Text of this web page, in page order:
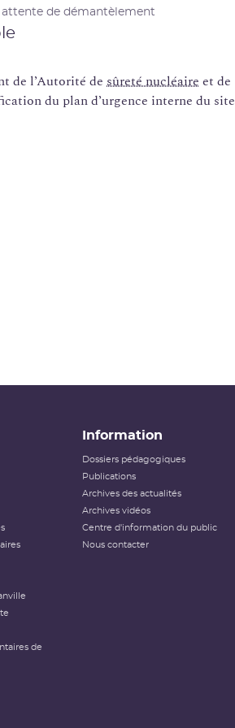
attente de démantèlement
de l’Autorité de sûreté nucléaire et de
du plan d’urgence interne du site
de
Information
Dossiers pédagogiques
Publications
Archives des actualités
Archives vidéos
Centre d'information du public
Nous contacter